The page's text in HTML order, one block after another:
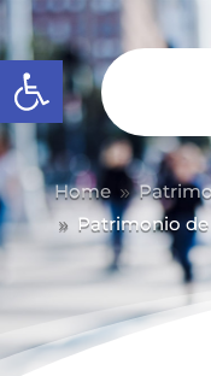
Abrir barra de
Home 9
9 Patrimonio